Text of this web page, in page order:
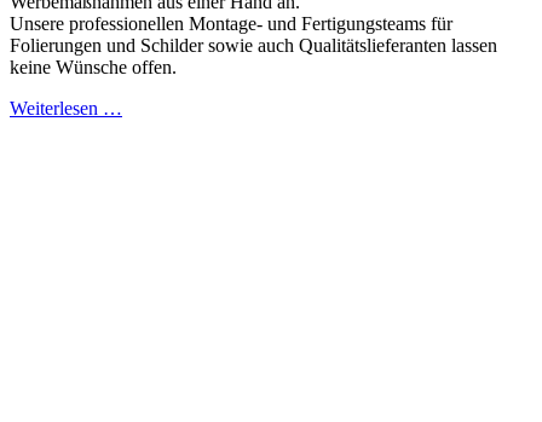
Unsere professionellen Montage- und Fertigungsteams für
Folierungen und Schilder sowie auch Qualitätslieferanten lassen
keine Wünsche offen.
Weiterlesen …